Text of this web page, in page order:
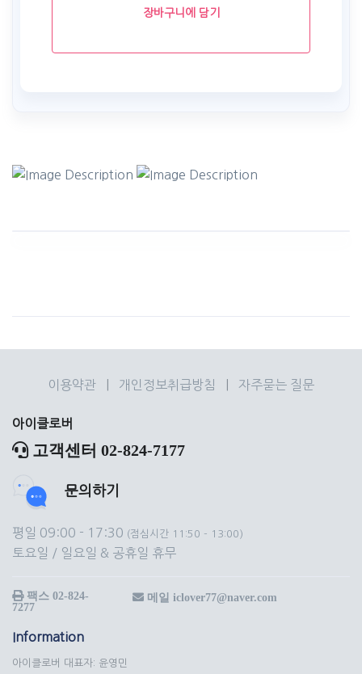
장바구니에 담기
이용약관 개인정보취급방침 자주묻는 질문
아이클로버
고객센터 02-824-7177
문의하기
평일 09:00 - 17:30 (점심시간 11:50 - 13:00)
토요일 / 일요일 & 공휴일 휴무
팩스 02-824-
7277
메일 iclover77@naver.com
Information
아이클로버 대표자: 윤영민